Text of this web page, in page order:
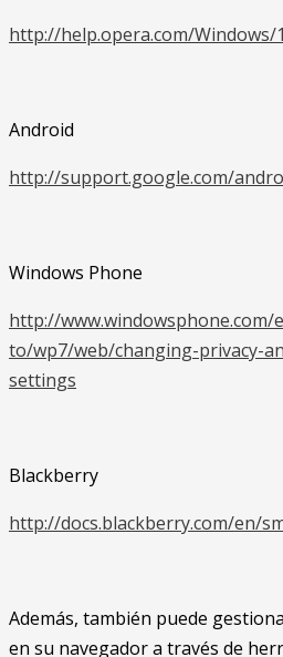
http://help.opera.com/Windows/
Android
http://support.google.com/
Windows Phone
http://www.windowsphone.com/
to/wp7/web/changing-privacy-
settings
Blackberry
http://docs.blackberry.com/en/
Además, también puede
en su navegador a través de